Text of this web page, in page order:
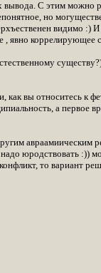
С этим
но
видимо :)
явно коррелирующее
как вы относитесь к
а первое
авраамиическим
юродствовать
то вариант